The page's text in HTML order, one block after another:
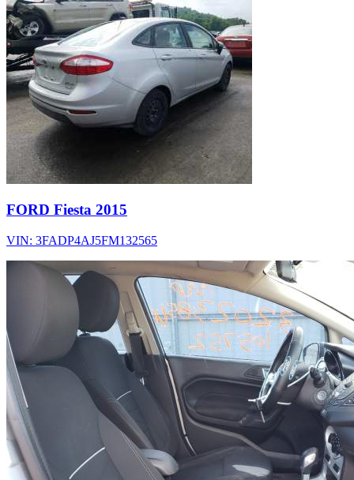
FORD Fiesta 2015
VIN: 3FADP4AJ5FM132565